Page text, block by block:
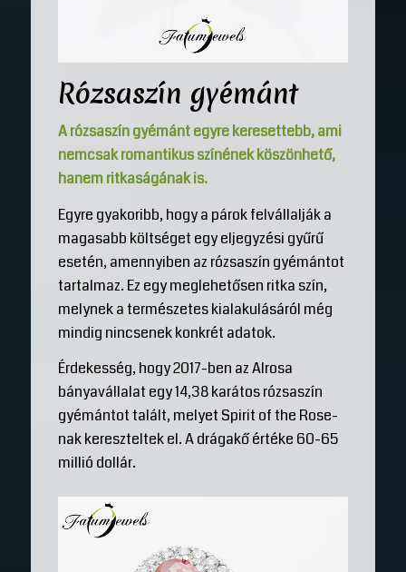
Rózsaszín gyémánt
A rózsaszín gyémánt egyre keresettebb, ami
nemcsak romantikus színének köszönhető,
hanem ritkaságának is.
Egyre gyakoribb, hogy a párok felvállalják a
magasabb költséget egy eljegyzési gyűrű
esetén, amennyiben az rózsaszín gyémántot
tartalmaz. Ez egy meglehetősen ritka szín,
melynek a természetes kialakulásáról még
mindig nincsenek konkrét adatok.
Érdekesség, hogy 2017-ben az Alrosa
bányavállalat egy 14,38 karátos rózsaszín
gyémántot talált, melyet Spirit of the Rose-
nak kereszteltek el. A drágakő értéke 60-65
millió dollár.